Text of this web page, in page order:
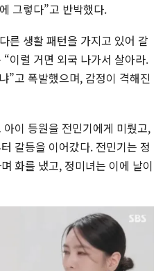
그렇다”고 반박했다.
른 생활 패턴을 가지고 있어 갈
이럴 거면 외국 나가서 살아라.
”고 폭발했으며, 감정이 격해진
이 등원을 전민기에게 미뤘고,
갈등을 이어갔다. 전민기는 정
화를 냈고, 정미녀는 이에 날이